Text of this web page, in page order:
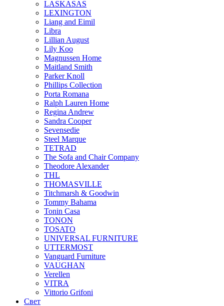
LASKASAS
LEXINGTON
Liang and Eimil
Libra
Lillian August
Lily Koo
Magnussen Home
Maitland Smith
Parker Knoll
Phillips Collection
Porta Romana
Ralph Lauren Home
Regina Andrew
Sandra Cooper
Sevensedie
Steel Marque
TETRAD
The Sofa and Chair Company
Theodore Alexander
THL
THOMASVILLE
Titchmarsh & Goodwin
Tommy Bahama
Tonin Casa
TONON
TOSATO
UNIVERSAL FURNITURE
UTTERMOST
Vanguard Furniture
VAUGHAN
Verellen
VITRA
Vittorio Grifoni
Свет